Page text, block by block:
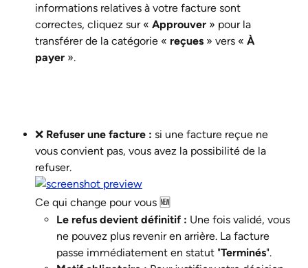
informations relatives à votre facture sont
correctes, cliquez sur « Approuver » pour la
transférer de la catégorie « reçues » vers « À
payer ».
❌ Refuser une facture : si une facture reçue ne
vous convient pas, vous avez la possibilité de la
refuser.
Ce qui change pour vous 🆕
Le refus devient définitif : Une fois validé, vous
ne pouvez plus revenir en arrière. La facture
passe immédiatement en statut "Terminés".